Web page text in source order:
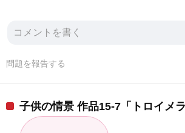
問題を報告する
子供の情景 作品15-7「トロイメラ